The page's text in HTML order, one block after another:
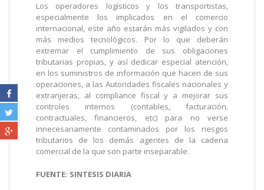
Los operadores logísticos y los transportistas,
especialmente los implicados en el comercio
internacional, este año estarán más vigilados y con
más medios tecnológicos. Por lo que deberán
extremar el cumplimiento de sus obligaciones
tributarias propias, y así dedicar especial atención,
en los suministros de información que hacen de sus
operaciones, a las Autoridades fiscales nacionales y
extranjeras, al compliance fiscal y a mejorar sus
controles internos (contables, facturación,
contractuales, financieros, etc) para no verse
innecesariamente contaminados por los riesgos
tributarios de los demás agentes de la cadena
comercial de la que son parte inseparable.
FUENTE: SINTESIS DIARIA